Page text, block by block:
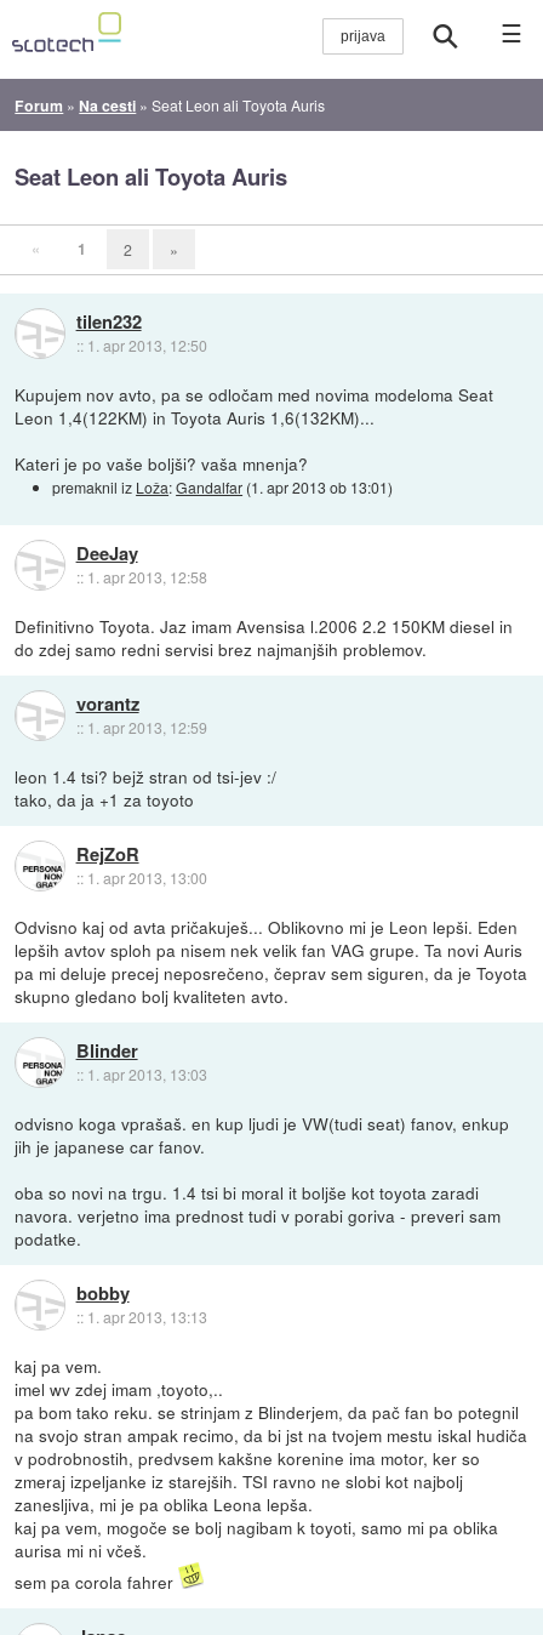
☰
Forum » Na cesti »Seat Leon ali Toyota Auris
Seat Leon ali Toyota Auris
« 1 2 »
tilen232
:: 1. apr 2013, 12:50
Kupujem nov avto, pa se odločam med novima modeloma Seat
Leon 1,4(122KM) in Toyota Auris 1,6(132KM)...
Kateri je po vaše boljši? vaša mnenja?
premaknil iz Loža:Gandalfar (1. apr 2013 ob 13:01)
DeeJay
:: 1. apr 2013, 12:58
Definitivno Toyota. Jaz imam Avensisa l.2006 2.2 150KM diesel in
do zdej samo redni servisi brez najmanjših problemov.
vorantz
:: 1. apr 2013, 12:59
leon 1.4 tsi? bejž stran od tsi-jev :/
tako, da ja +1 za toyoto
RejZoR
:: 1. apr 2013, 13:00
Odvisno kaj od avta pričakuješ... Oblikovno mi je Leon lepši. Eden
lepših avtov sploh pa nisem nek velik fan VAG grupe. Ta novi Auris
pa mi deluje precej neposrečeno, čeprav sem siguren, da je Toyota
skupno gledano bolj kvaliteten avto.
Blinder
:: 1. apr 2013, 13:03
odvisno koga vprašaš. en kup ljudi je VW(tudi seat) fanov, enkup
jih je japanese car fanov.
oba so novi na trgu. 1.4 tsi bi moral it boljše kot toyota zaradi
navora. verjetno ima prednost tudi v porabi goriva - preveri sam
podatke.
bobby
:: 1. apr 2013, 13:13
kaj pa vem.
imel wv zdej imam ,toyoto,..
pa bom tako reku. se strinjam z Blinderjem, da pač fan bo potegnil
na svojo stran ampak recimo, da bi jst na tvojem mestu iskal hudiča
v podrobnostih, predvsem kakšne korenine ima motor, ker so
zmeraj izpeljanke iz starejših. TSI ravno ne slobi kot najbolj
zanesljiva, mi je pa oblika Leona lepša.
kaj pa vem, mogoče se bolj nagibam k toyoti, samo mi pa oblika
aurisa mi ni včeš.
sem pa corola fahrer